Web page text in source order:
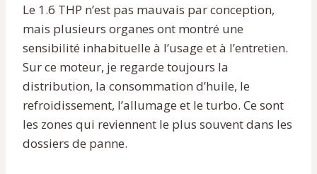
Le 1.6 THP n’est pas mauvais par conception,
mais plusieurs organes ont montré une
sensibilité inhabituelle à l’usage et à l’entretien.
Sur ce moteur, je regarde toujours la
distribution, la consommation d’huile, le
refroidissement, l’allumage et le turbo. Ce sont
les zones qui reviennent le plus souvent dans les
dossiers de panne.